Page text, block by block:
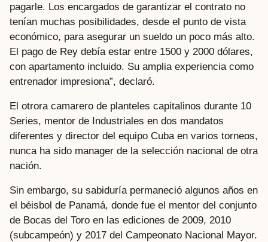
pagarle. Los encargados de garantizar el contrato no
tenían muchas posibilidades, desde el punto de vista
económico, para asegurar un sueldo un poco más alto.
El pago de Rey debía estar entre 1500 y 2000 dólares,
con apartamento incluido. Su amplia experiencia como
entrenador impresiona”, declaró.
El otrora camarero de planteles capitalinos durante 10
Series, mentor de Industriales en dos mandatos
diferentes y director del equipo Cuba en varios torneos,
nunca ha sido manager de la selección nacional de otra
nación.
Sin embargo, su sabiduría permaneció algunos años en
el béisbol de Panamá, donde fue el mentor del conjunto
de Bocas del Toro en las ediciones de 2009, 2010
(subcampeón) y 2017 del Campeonato Nacional Mayor.